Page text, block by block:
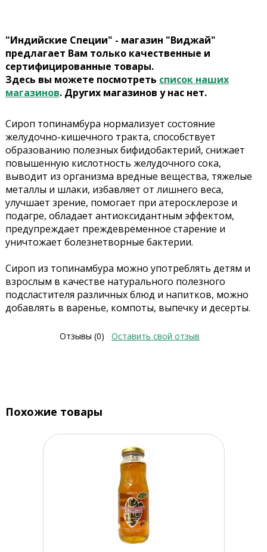
"Индийские Специи" - магазин "Виджай"
предлагает Вам только качественные и
сертифицированные товары.
Здесь вы можете посмотреть список наших
магазинов. Других магазинов у нас нет.
Сироп топинамбура нормализует состояние
желудочно-кишечного тракта, способствует
образованию полезных бифидобактерий, снижает
повышенную кислотность желудочного сока,
выводит из организма вредные вещества, тяжелые
металлы и шлаки, избавляет от лишнего веса,
улучшает зрение, помогает при атеросклерозе и
подагре, обладает антиоксидантным эффектом,
предупреждает преждевременное старение и
уничтожает болезнетворные бактерии.
Сироп из топинамбура можно употреблять детям и
взрослым в качестве натурального полезного
подсластителя различных блюд и напитков, можно
добавлять в варенье, компоты, выпечку и десерты.
Отзывы (0) Оставить свой отзыв
Похожие товары